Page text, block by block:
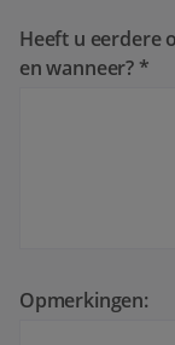
Heeft u eerdere
en wanneer? *
Opmerkingen: